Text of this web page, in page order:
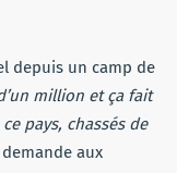
depuis un camp de
million et ça fait
pays, chassés de
aux